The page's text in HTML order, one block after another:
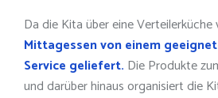
Da die Kita über eine
Mittagessen von einem
Service geliefert. Die Produkte
und darüber hinaus organisiert die